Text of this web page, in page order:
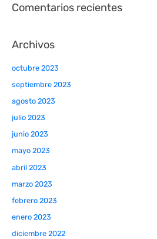
Comentarios recientes
Archivos
octubre 2023
septiembre 2023
agosto 2023
julio 2023
junio 2023
mayo 2023
abril 2023
marzo 2023
febrero 2023
enero 2023
diciembre 2022